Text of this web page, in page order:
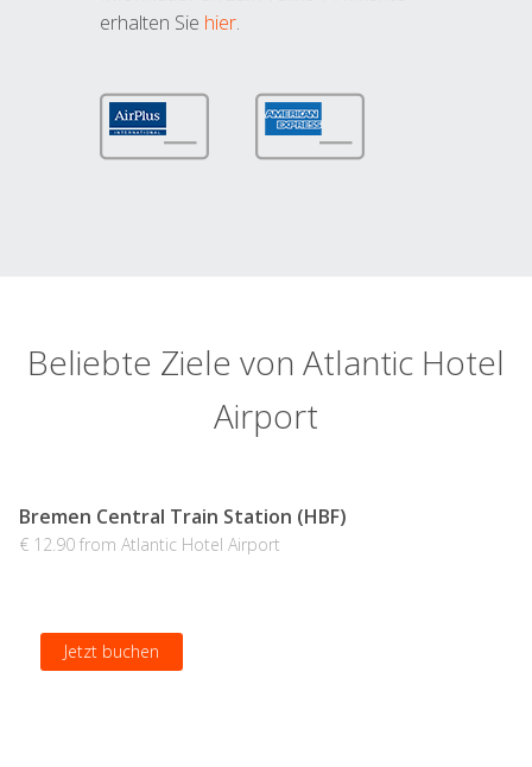
erhalten Sie hier.
Beliebte Ziele von Atlantic Hotel
Airport
Bremen Central Train Station (HBF)
€ 12.90 from Atlantic Hotel Airport
Jetzt buchen